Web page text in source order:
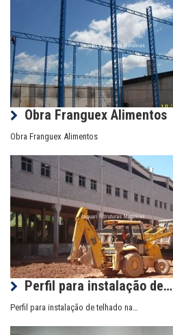
Obra Franguex Alimentos
Obra Franguex Alimentos
Perfil para instalação de…
Perfil para instalação de telhado na…